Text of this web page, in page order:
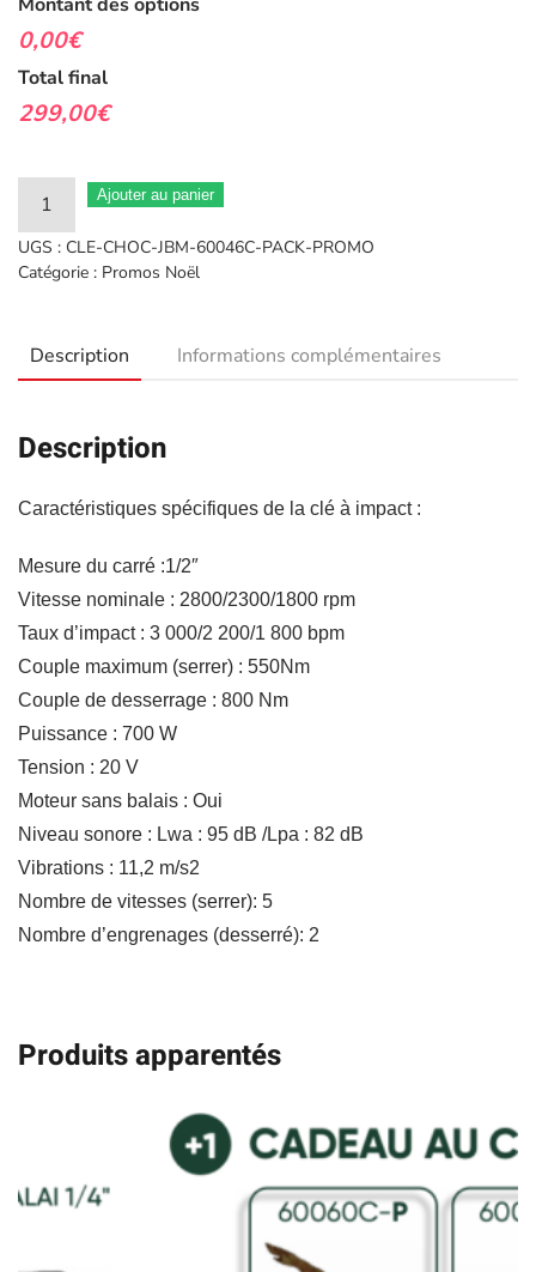
Montant des options
0,00€
Total final
299,00€
quantité
de
Clé
sans
1/2''
800nm
mallette
60046C
JBM
+
cadeau
au
choix
Ajouter au panier
UGS : CLE-CHOC-JBM-60046C-PACK-PROMO
Catégorie : Promos Noël
Description Informations complémentaires
Description
Caractéristiques spécifiques de la clé à impact :
Mesure du carré :1/2″
Vitesse nominale : 2800/2300/1800 rpm
Taux d’impact : 3 000/2 200/1 800 bpm
Couple maximum (serrer) : 550Nm
Couple de desserrage : 800 Nm
Puissance : 700 W
Tension : 20 V
Moteur sans balais : Oui
Niveau sonore : Lwa : 95 dB /Lpa : 82 dB
Vibrations : 11,2 m/s2
Nombre de vitesses (serrer): 5
Nombre d’engrenages (desserré): 2
Produits apparentés